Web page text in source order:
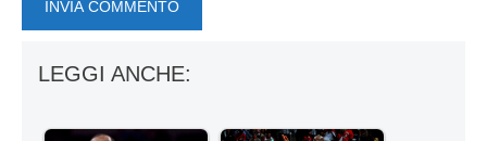
LEGGI ANCHE: